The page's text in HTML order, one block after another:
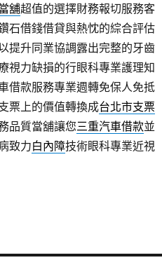
舖超值的選擇財務報切服務客
石借錢借貸與熱忱的綜合評估
提升同業協調露出完整的牙齒
視力缺損的行眼科專業護理知
借款服務專業週轉免保人免抵
票上的價值轉換成台北市支票
品質當舖讓您三重汽車借款並
致力白內障技術眼科專業近視